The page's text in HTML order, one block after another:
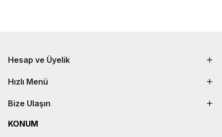
Hesap ve Üyelik
Hızlı Menü
Bize Ulaşın
KONUM